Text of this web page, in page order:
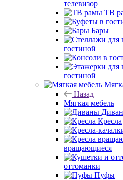
телевизор
ТВ
Бары
гостиной
гостиной
Назад
Мягкая мебель
Кресла
вращающиеся
оттоманки
Пуфы